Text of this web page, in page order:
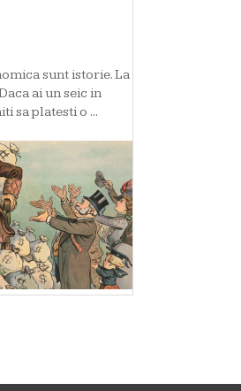
sunt istorie. La
ai un seic in
sa platesti o ...